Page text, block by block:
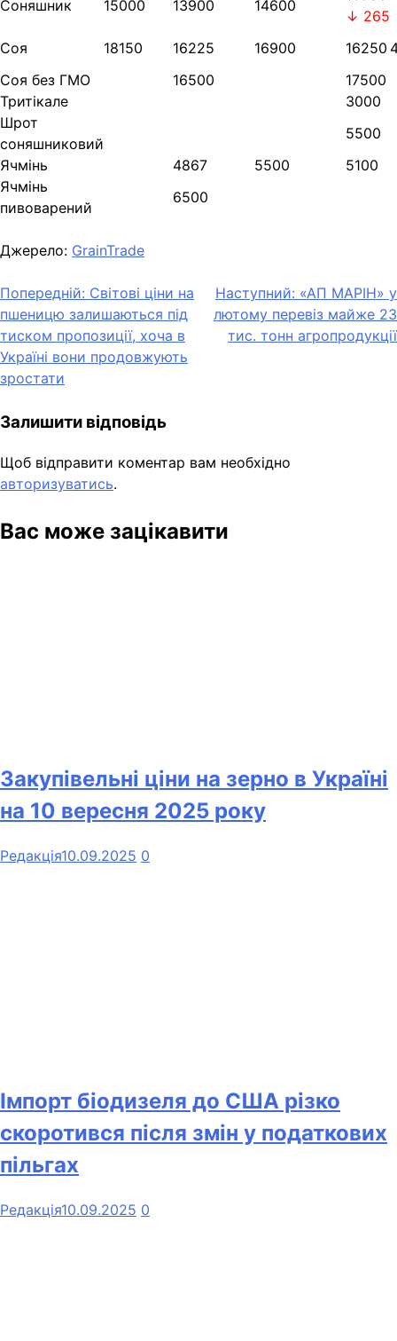
Соняшник
15000 13900 14600
↓ 265
Соя
18150 16225 16900 16250
Соя без ГМО
16500
17500
Тритікале
3000
Шрот
соняшниковий
5500
Ячмінь
4867 5500
5100
Ячмінь
пивоварений
6500
Джерело: GrainTrade
Навігація
записів
Попередній: Світові ціни на
пшеницю залишаються під
тиском пропозиції, хоча в
Україні вони продовжують
зростати
Наступний: «АП МАРІН» у
лютому перевіз майже 23
тис. тонн агропродукції
Залишити відповідь
Щоб відправити коментар вам необхідно
авторизуватись.
Вас може зацікавити
Закупівельні ціни на зерно в Україні
на 10 вересня 2025 року
Редакція10.09.2025 0
Імпорт біодизеля до США різко
скоротився після змін у податкових
пільгах
Редакція10.09.2025 0